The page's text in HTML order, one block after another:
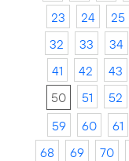
23
24 25
32
33 34
41
42 43
50
51 52
59
60 61
68
69 70